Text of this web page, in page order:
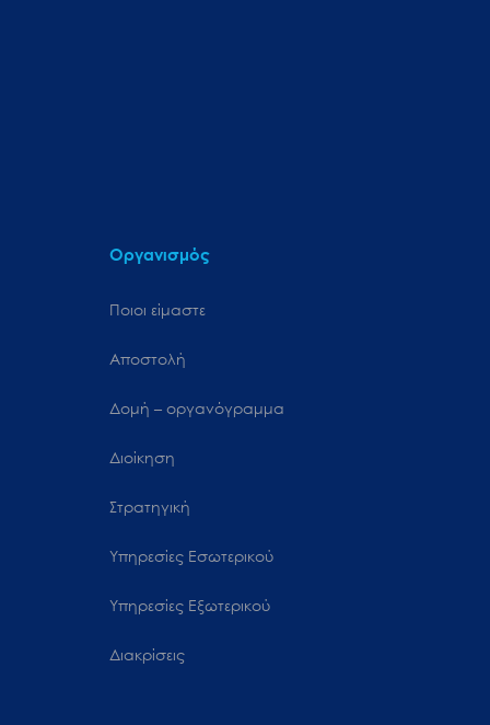
Οργανισμός
Ποιοι είμαστε
Αποστολή
Δομή – οργανόγραμμα
Διοίκηση
Στρατηγική
Υπηρεσίες Εσωτερικού
Υπηρεσίες Εξωτερικού
Διακρίσεις